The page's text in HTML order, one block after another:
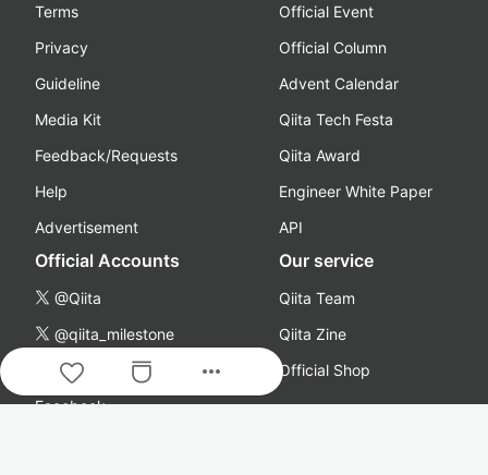
more_horiz
Terms
Privacy
Guideline
Media Kit
Feedback/Requests
Help
Advertisement
Official Event
Official Column
Advent Calendar
Qiita Tech Festa
Qiita Award
Engineer White Paper
API
Official Accounts
@Qiita
@qiita_milestone
@qiitapoi
Facebook
Our service
Qiita Team
Qiita Zine
Official Shop